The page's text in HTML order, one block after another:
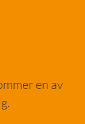
en av